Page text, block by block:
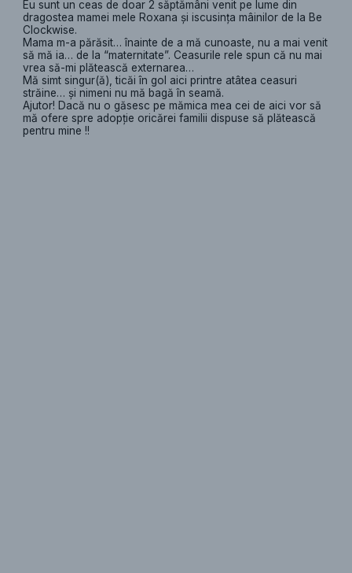
Eu sunt un ceas de doar 2 săptămâni venit pe lume din
dragostea mamei mele Roxana şi iscusinţa mâinilor de la Be
Clockwise.
Mama m-a părăsit… înainte de a mă cunoaste, nu a mai venit
să mă ia… de la “maternitate”. Ceasurile rele spun că nu mai
vrea să-mi plătească externarea…
Mă simt singur(ă), ticăi în gol aici printre atâtea ceasuri
străine… şi nimeni nu mă bagă în seamă.
Ajutor! Dacă nu o găsesc pe mămica mea cei de aici vor să
mă ofere spre adopţie oricărei familii dispuse să plătească
pentru mine !!